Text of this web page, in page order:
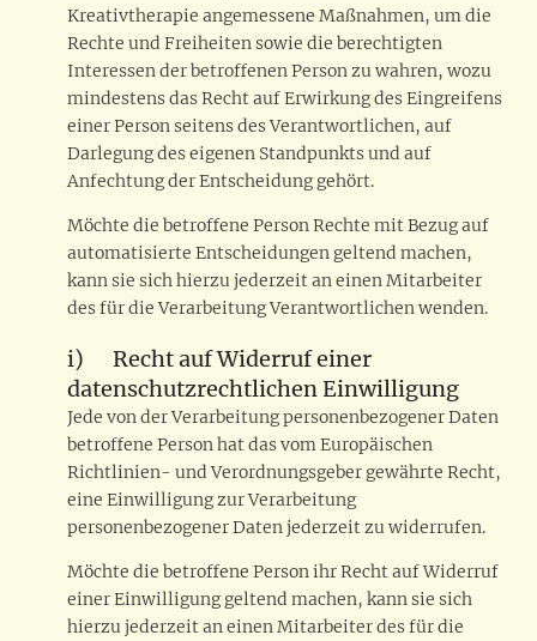
Kreativtherapie angemessene Maßnahmen, um die
Rechte und Freiheiten sowie die berechtigten
Interessen der betroffenen Person zu wahren, wozu
mindestens das Recht auf Erwirkung des Eingreifens
einer Person seitens des Verantwortlichen, auf
Darlegung des eigenen Standpunkts und auf
Anfechtung der Entscheidung gehört.
Möchte die betroffene Person Rechte mit Bezug auf
automatisierte Entscheidungen geltend machen,
kann sie sich hierzu jederzeit an einen Mitarbeiter
des für die Verarbeitung Verantwortlichen wenden.
i) Recht auf Widerruf einer
datenschutzrechtlichen Einwilligung
Jede von der Verarbeitung personenbezogener Daten
betroffene Person hat das vom Europäischen
Richtlinien- und Verordnungsgeber gewährte Recht,
eine Einwilligung zur Verarbeitung
personenbezogener Daten jederzeit zu widerrufen.
Möchte die betroffene Person ihr Recht auf Widerruf
einer Einwilligung geltend machen, kann sie sich
hierzu jederzeit an einen Mitarbeiter des für die